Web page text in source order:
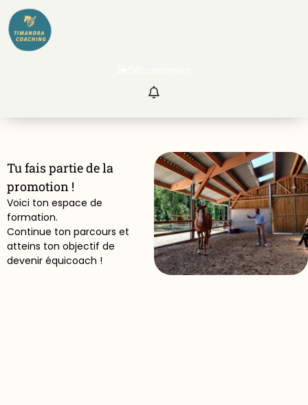
Tu fais partie de la
promotion !
Voici ton espace de
formation.
Continue ton parcours et
atteins ton objectif de
devenir équicoach !